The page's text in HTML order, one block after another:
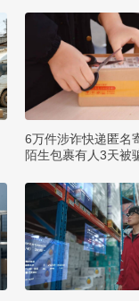
6万件涉诈快递匿名
陌生包裹有人3天被